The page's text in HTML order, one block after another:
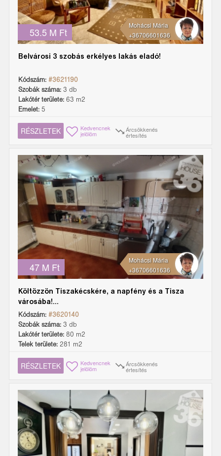
53.5 M Ft
Mohácsi Mária
+36706601636
Belvárosi 3 szobás erkélyes lakás eladó!
Kódszám: #3621190
Szobák száma: 3 db
Lakótér területe: 63 m2
Emelet: 5
RÉSZLETEK Kedvencnek
jelölöm
Árcsökkenés
értesítés
47 M Ft
Mohácsi Mária
+36706601636
Költözzön Tiszakécskére, a napfény és a Tisza
városába!...
Kódszám: #3620140
Szobák száma: 3 db
Lakótér területe: 80 m2
Telek területe: 281 m2
RÉSZLETEK Kedvencnek
jelölöm
Árcsökkenés
értesítés